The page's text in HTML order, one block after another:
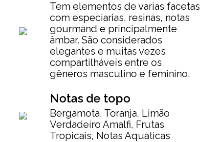
Tem elementos de varias facetas
com especiarias, resinas, notas
gourmand e principalmente
âmbar. São considerados
elegantes e muitas vezes
compartilháveis entre os
gêneros masculino e feminino.
Notas de topo
Bergamota, Toranja, Limão
Verdadeiro Amalfi, Frutas
Tropicais, Notas Aquáticas